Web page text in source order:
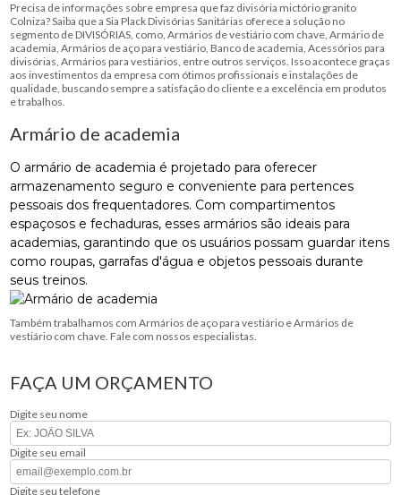
Precisa de informações sobre empresa que faz divisória mictório granito
Colniza? Saiba que a Sia Plack Divisórias Sanitárias oferece a solução no
segmento de DIVISÓRIAS, como, Armários de vestiário com chave, Armário de
academia, Armários de aço para vestiário, Banco de academia, Acessórios para
divisórias, Armários para vestiários, entre outros serviços. Isso acontece graças
aos investimentos da empresa com ótimos profissionais e instalações de
qualidade, buscando sempre a satisfação do cliente e a excelência em produtos
e trabalhos.
Armário de academia
O armário de academia é projetado para oferecer
armazenamento seguro e conveniente para pertences
pessoais dos frequentadores. Com compartimentos
espaçosos e fechaduras, esses armários são ideais para
academias, garantindo que os usuários possam guardar itens
como roupas, garrafas d'água e objetos pessoais durante
seus treinos.
Também trabalhamos com Armários de aço para vestiário e Armários de
vestiário com chave. Fale com nossos especialistas.
FAÇA UM ORÇAMENTO
Digite seu nome
Digite seu email
Digite seu telefone